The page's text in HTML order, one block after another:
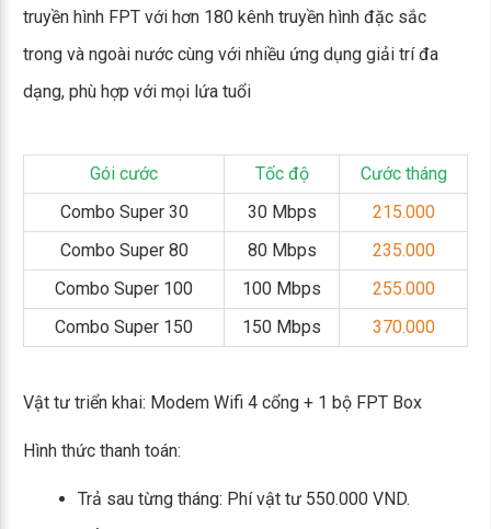
truyền hình FPT với hơn 180 kênh truyền hình đặc sắc
trong và ngoài nước cùng với nhiều ứng dụng giải trí đa
dạng, phù hợp với mọi lứa tuổi
Gói cước Tốc độ
Cước tháng
Combo Super 30
30 Mbps
215.000
Combo Super 80
80 Mbps
235.000
Combo Super 100
100 Mbps
255.000
Combo Super 150
150 Mbps 370.000
Vật tư triển khai: Modem Wifi 4 cổng + 1 bộ FPT Box
Hình thức thanh toán:
Trả sau từng tháng: Phí vật tư 550.000 VND.